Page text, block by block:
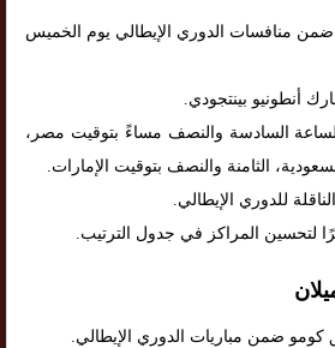
ضمن منافسات الدوري الإيطالي يوم الخميس
أنطونيو بينتجودي.
السادسة والنصف مساءً بتوقيت مصر،
الثامنة والنصف بتوقيت الإمارات.
للدوري الإيطالي.
لتحسين المراكز في جدول الترتيب.
ضمن مباريات الدوري الإيطالي.